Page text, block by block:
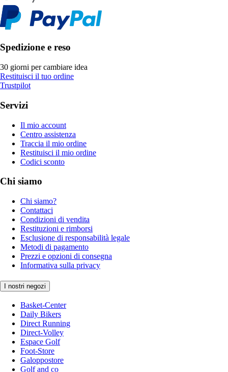
Spedizione e reso
30 giorni per cambiare idea
Restituisci il tuo ordine
Trustpilot
Servizi
Il mio account
Centro assistenza
Traccia il mio ordine
Restituisci il mio ordine
Codici sconto
Chi siamo
Chi siamo?
Contattaci
Condizioni di vendita
Restituzioni e rimborsi
Esclusione di responsabilità legale
Metodi di pagamento
Prezzi e opzioni di consegna
Informativa sulla privacy
I nostri negozi
Basket-Center
Daily Bikers
Direct Running
Direct-Volley
Espace Golf
Foot-Store
Galoppostore
Golf and co